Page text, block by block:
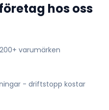
hos oss
varumärken
- driftstopp kostar